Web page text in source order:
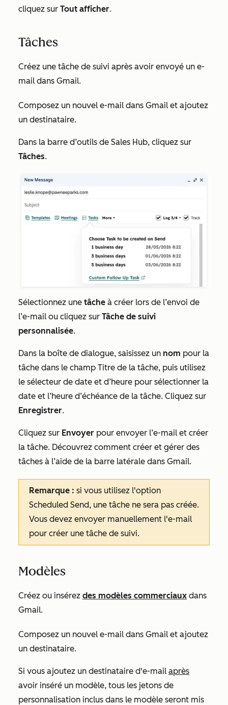
cliquez sur Tout afficher.
Tâches
Créez une tâche de suivi après avoir envoyé un e-
mail dans Gmail.
Composez un nouvel e-mail dans Gmail et ajoutez
un destinataire.
Dans la barre d’outils de Sales Hub, cliquez sur
Tâches.
Sélectionnez une tâche à créer lors de l’envoi de
l’e-mail ou cliquez sur Tâche de suivi
personnalisée.
Dans la boîte de dialogue, saisissez un nom pour la
tâche dans le champ Titre de la tâche, puis utilisez
le sélecteur de date et d’heure pour sélectionner la
date et l’heure d’échéance de la tâche. Cliquez sur
Enregistrer.
Cliquez sur Envoyer pour envoyer l’e-mail et créer
la tâche. Découvrez comment créer et gérer des
tâches à l’aide de la barre latérale dans Gmail.
Remarque : si vous utilisez l'option
Scheduled Send, une tâche ne sera pas créée.
Vous devez envoyer manuellement l'e-mail
pour créer une tâche de suivi.
Modèles
Créez ou insérez des modèles commerciaux dans
Gmail.
Composez un nouvel e-mail dans Gmail et ajoutez
un destinataire.
Si vous ajoutez un destinataire d'e-mail après
avoir inséré un modèle, tous les jetons de
personnalisation inclus dans le modèle seront mis